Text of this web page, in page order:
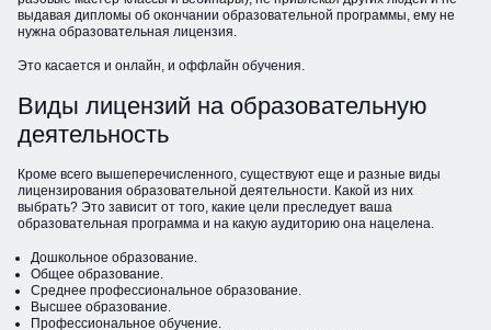
выдавая дипломы об окончании образовательной программы, ему не
нужна образовательная лицензия.
Это касается и онлайн, и оффлайн обучения.
Виды лицензий на образовательную
деятельность
Кроме всего вышеперечисленного, существуют еще и разные виды
лицензирования образовательной деятельности. Какой из них
выбрать? Это зависит от того, какие цели преследует ваша
образовательная программа и на какую аудиторию она нацелена.
Дошкольное образование.
Общее образование.
Среднее профессиональное образование.
Высшее образование.
Профессиональное обучение.